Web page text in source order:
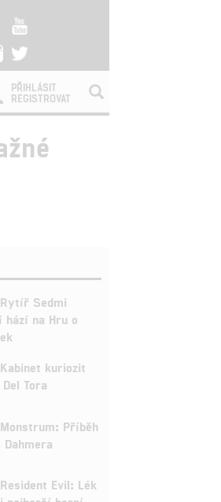
PŘIHLÁSIT
REGISTROVAT
Sedmi
na Hru o
kuriozit
Tora
Příběh
Evil: Lék